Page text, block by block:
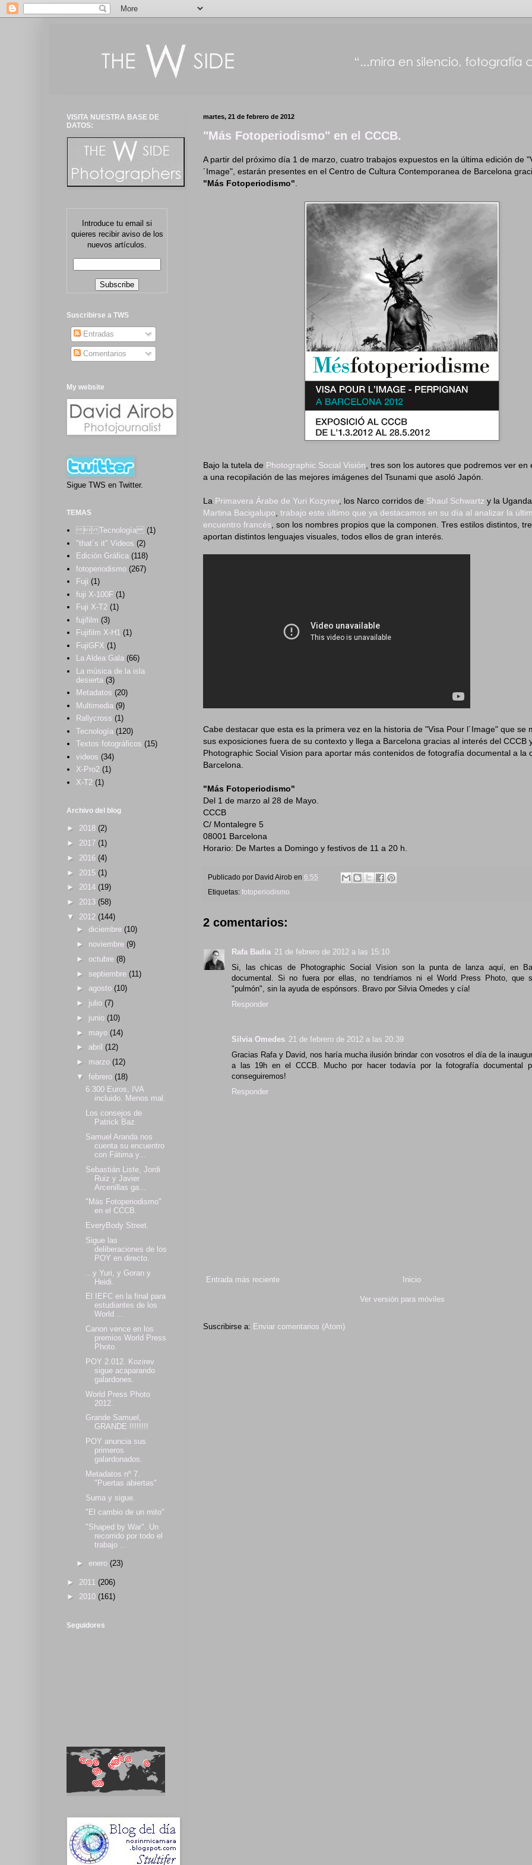
martes, 21 de febrero de 2012
"Más Fotoperiodismo" en el CCCB.
A partir del próximo día 1 de marzo, cuatro trabajos expuestos en la última edición de
´Image", estarán presentes en el Centro de Cultura Contemporanea de Barcelona
"Más Fotoperiodismo"
Bajo la tutela de Photographic Social Visión , tres son los autores que podremos ver
a una recopilación de las mejores imágenes del Tsunami que asoló Japón.
La Primavera Árabe de Yuri Kozyrev, los Narco corridos de Shaul Schwartz y la
Martina Bacigalupo trabajo este último que ya destacamos en su día al analizar la
encuentro francés , son los nombres propios que la componen. Tres estilos distintos,
aportan distintos lenguajes visuales, todos ellos de gran interés.
Cabe destacar que esta es la primera vez en la historia de "Visa Pour l´Image" que se
sus exposiciones fuera de su contexto y llega a Barcelona gracias al interés del CCCB
Photographic Social Vision para aportar más contenidos de fotografía documental a la
Barcelona.
"Más Fotoperiodismo"
Del 1 de marzo al 28 de Mayo.
CCCB
C/ Montalegre 5
08001 Barcelona
Horario: De Martes a Domingo y festivos de 11 a 20 h.
Publicado por David Airob en 6:55
Etiquetas: fotoperiodismo
2 comentarios:
Rafa Badia 21 de febrero de 2012 a las 15:10
Si, las chicas de Photographic Social Vision son la punta de lanza aquí, en
documental. Si no fuera por ellas, no tendríamos ni el World Press Photo, que
"pulmón", sin la ayuda de espónsors. Bravo por Silvia Omedes y cía!
Responder
Silvia Omedes 21 de febrero de 2012 a las 20:39
Gracias Rafa y David, nos haría mucha ilusión brindar con vosotros el día de la
a las 19h en el CCCB. Mucho por hacer todavía por la fotografía documental
conseguiremos!
Responder
Entrada más reciente Inicio
Ver versión para móviles
Suscribirse a: Enviar comentarios (Atom)
VISITA NUESTRA BASE DE
DATOS:
Introduce tu email si
quieres recibir aviso de los
nuevos artículos.
Suscribirse a TWS
Entradas
Comentarios
My website
Sigue TWS en Twitter.
TEMAS
 Tecnología (1)
"that´s it" Videos (2)
Edición Gráfica (118)
fotoperiodismo (267)
Fuji (1)
fuji X-100F (1)
Fuji X-T2 (1)
fujifilm (3)
Fujifilm X-H1 (1)
FujiGFX (1)
La Aldea Gala (66)
La música de la isla
desierta (3)
Metadatos (20)
Multimedia (9)
Rallycross (1)
Tecnología (120)
Textos fotográficos (15)
videos (34)
X-Pro2 (1)
X-T2 (1)
Archivo del blog
► 2018 (2)
► 2017 (1)
► 2016 (4)
► 2015 (1)
► 2014 (19)
► 2013 (58)
▼ 2012 (144)
► diciembre (10)
► noviembre (9)
► octubre (8)
► septiembre (11)
► agosto (10)
► julio (7)
► junio (10)
► mayo (14)
► abril (12)
► marzo (12)
▼ febrero (18)
6.300 Euros, IVA
incluido. Menos mal.
Los consejos de
Patrick Baz.
Samuel Aranda nos
cuenta su encuentro
con Fátima y...
Sebastián Liste, Jordi
Ruiz y Javier
Arcenillas ga...
"Más Fotoperiodismo"
en el CCCB.
EveryBody Street.
Sigue las
deliberaciones de los
POY en directo.
...y Yuri, y Goran y
Heidi.
El IEFC en la final para
estudiantes de los
World ...
Canon vence en los
premios World Press
Photo.
POY 2.012. Kozirev
sigue acaparando
galardones.
World Press Photo
2012.
Grande Samuel,
GRANDE !!!!!!!!
POY anuncia sus
primeros
galardonados.
Metadatos nº 7.
"Puertas abiertas"
Suma y sigue.
"El cambio de un mito"
"Shaped by War". Un
recorrido por todo el
trabajo ...
► enero (23)
► 2011 (206)
► 2010 (161)
Seguidores